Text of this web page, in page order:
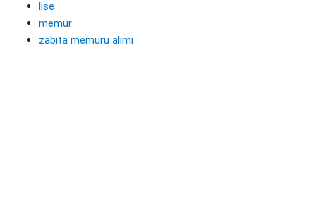
lise
memur
zabıta memuru alımı